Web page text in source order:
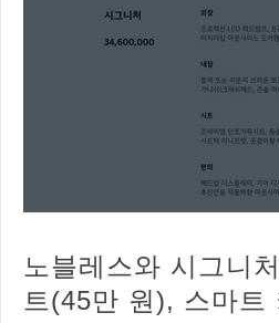
노블레스와 시그니
트(45만 원), 스마트